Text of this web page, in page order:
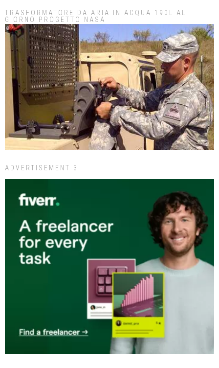
TRASFORMATORE DA ARIA IN ACQUA 190L AL
GIORNO PROGETTO NASA
ADVERTISEMENT 3